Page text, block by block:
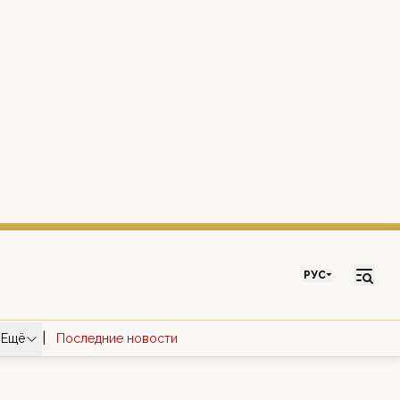
РУС
Ещё Последние новости